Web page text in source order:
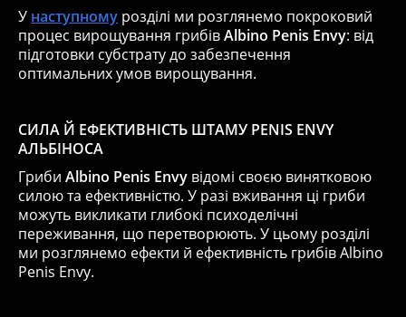
У наступному розділі ми розглянемо покроковий
процес вирощування грибівAlbino Penis Envy: від
підготовки субстрату до забезпечення
оптимальних умов вирощування.
СИЛА Й ЕФЕКТИВНІСТЬ ШТАМУ PENIS ENVY
АЛЬБІНОСА
Гриби Albino Penis Envy відомі своєю винятковою
силою та ефективністю. У разі вживання ці гриби
можуть викликати глибокі психоделічні
переживання, що перетворюють. У цьому розділі
ми розглянемо ефекти й ефективність грибів Albino
Penis Envy.